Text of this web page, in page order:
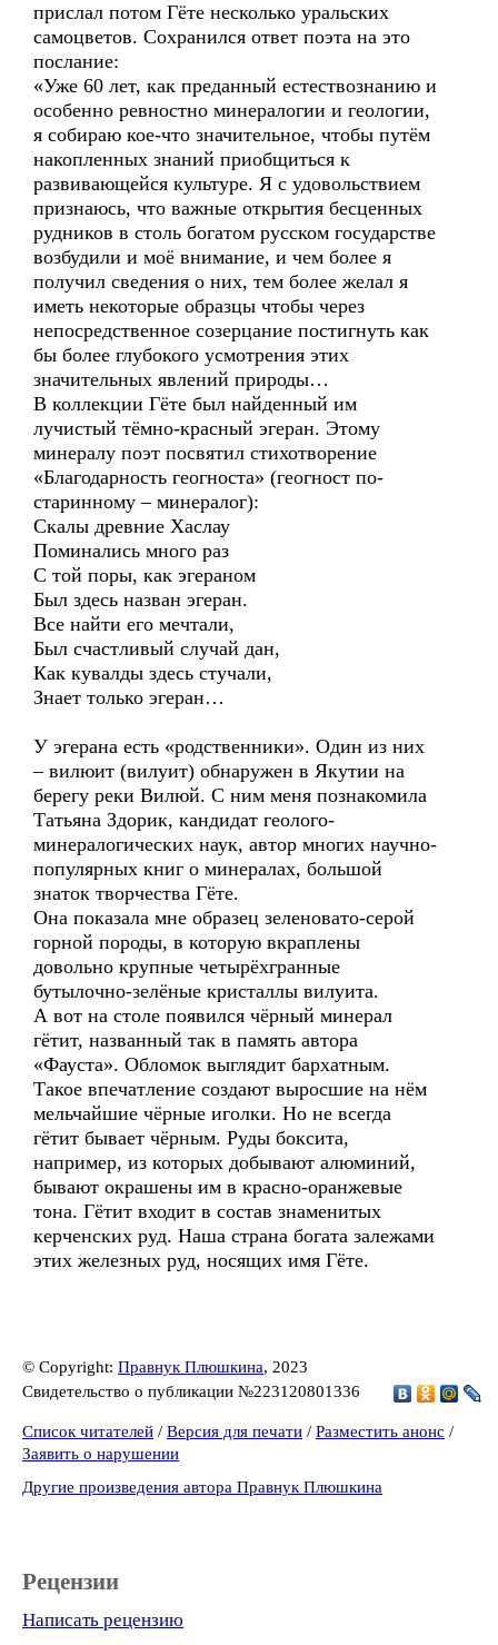
прислал потом Гёте несколько уральских
самоцветов. Сохранился ответ поэта на это
послание:
«Уже 60 лет, как преданный естествознанию и
особенно ревностно минералогии и геологии,
я собираю кое-что значительное, чтобы путём
накопленных знаний приобщиться к
развивающейся культуре. Я с удовольствием
признаюсь, что важные открытия бесценных
рудников в столь богатом русском государстве
возбудили и моё внимание, и чем более я
получил сведения о них, тем более желал я
иметь некоторые образцы чтобы через
непосредственное созерцание постигнуть как
бы более глубокого усмотрения этих
значительных явлений природы…
В коллекции Гёте был найденный им
лучистый тёмно-красный эгеран. Этому
минералу поэт посвятил стихотворение
«Благодарность геогноста» (геогност по-
старинному – минералог):
Скалы древние Хаслау
Поминались много раз
С той поры, как эгераном
Был здесь назван эгеран.
Все найти его мечтали,
Был счастливый случай дан,
Как кувалды здесь стучали,
Знает только эгеран…
У эгерана есть «родственники». Один из них
– вилюит (вилуит) обнаружен в Якутии на
берегу реки Вилюй. С ним меня познакомила
Татьяна Здорик, кандидат геолого-
минералогических наук, автор многих научно-
популярных книг о минералах, большой
знаток творчества Гёте.
Она показала мне образец зеленовато-серой
горной породы, в которую вкраплены
довольно крупные четырёхгранные
бутылочно-зелёные кристаллы вилуита.
А вот на столе появился чёрный минерал
гётит, названный так в память автора
«Фауста». Обломок выглядит бархатным.
Такое впечатление создают выросшие на нём
мельчайшие чёрные иголки. Но не всегда
гётит бывает чёрным. Руды боксита,
например, из которых добывают алюминий,
бывают окрашены им в красно-оранжевые
тона. Гётит входит в состав знаменитых
керченских руд. Наша страна богата залежами
этих железных руд, носящих имя Гёте.
© Copyright: Правнук Плюшкина, 2023
Свидетельство о публикации №223120801336
Список читателей / Версия для печати / Разместить анонс /
Заявить о нарушении
Другие произведения автора Правнук Плюшкина
Рецензии
Написать рецензию